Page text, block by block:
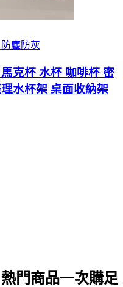
塵防灰
克杯 水杯 咖啡杯 密
水杯架 桌面收納架
門商品一次購足